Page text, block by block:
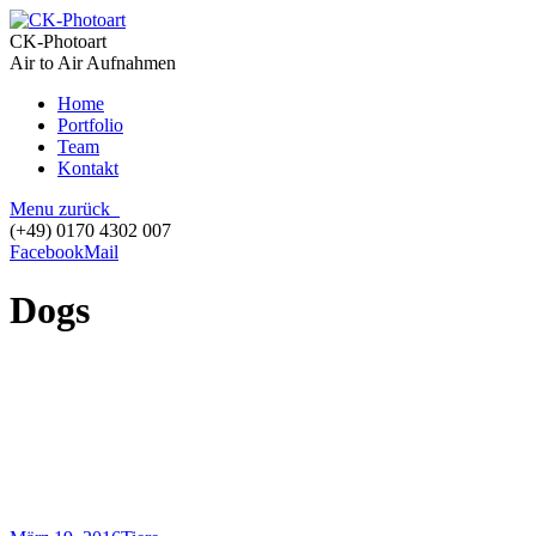
CK-Photoart
Air to Air Aufnahmen
Home
Portfolio
Team
Kontakt
Menu zurück
(+49) 0170 4302 007
FacebookMail
Dogs